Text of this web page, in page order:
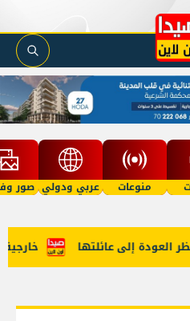
منوعات عربي ودولي صور
خارجية إلى عائلتها